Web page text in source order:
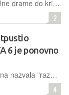
Od romantične ili egzistencijalne drame do kriminalističkog trilera – priče o usamljenosti uvijek pronalaze svoje mjesto na velikom platnu
2
6 je ponovno
U akciji koju je radnička skupina nazvala "razbijanjem sindikata", Rockstar Games je prošli tjedan otpustio više od 30 ljudi
4